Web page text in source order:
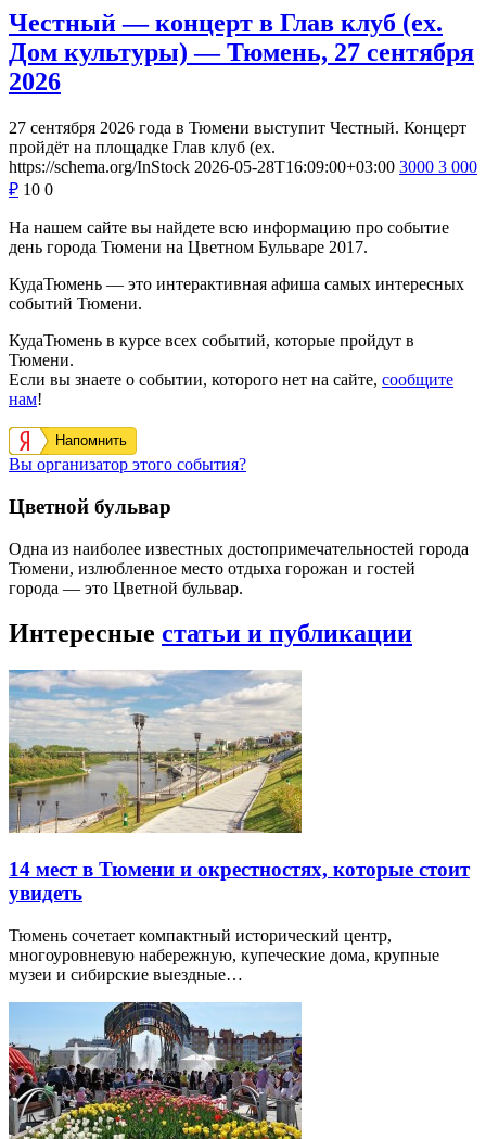
Честный — концерт в Глав клуб (ex.
Дом культуры) — Тюмень, 27 сентября
2026
27 сентября 2026 года в Тюмени выступит Честный. Концерт
пройдёт на площадке Глав клуб (ex.
https://schema.org/InStock 2026-05-28T16:09:00+03:00 3000 3 000
₽ 10 0
На нашем сайте вы найдете всю информацию про событие
день города Тюмени на Цветном Бульваре 2017.
КудаТюмень — это интерактивная афиша самых интересных
событий Тюмени.
КудаТюмень в курсе всех событий, которые пройдут в
Тюмени.
Если вы знаете о событии, которого нет на сайте, сообщите
нам!
Напомнить
Вы организатор этого события?
Цветной бульвар
Одна из наиболее известных достопримечательностей города
Тюмени, излюбленное место отдыха горожан и гостей
города — это Цветной бульвар.
Интересные статьи и публикации
14 мест в Тюмени и окрестностях, которые стоит
увидеть
Тюмень сочетает компактный исторический центр,
многоуровневую набережную, купеческие дома, крупные
музеи и сибирские выездные…